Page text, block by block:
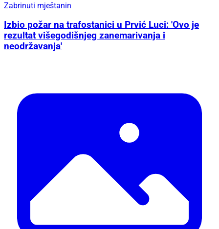
Zabrinuti mještanin
Izbio požar na trafostanici u Prvić Luci: 'Ovo je
rezultat višegodišnjeg zanemarivanja i
neodržavanja'